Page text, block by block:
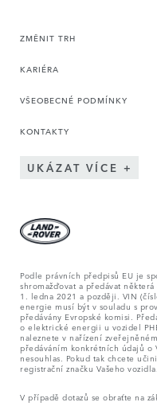
ZMĚNIT TRH
KARIÉRA
VŠEOBECNÉ PODMÍNKY
KONTAKTY
UKÁZAT VÍCE
Podle právních předpisů EU je
shromažďovat a předávat
1. ledna 2021 a později. VIN
energie musí být v souladu s
předávány Evropské komisi.
o elektrické energii u vozidel
naleznete v nařízení
předáváním konkrétních údajů o
nesouhlas. Pokud tak chcete
registrační značku Vašeho vozidla.
V případě dotazů se obraťte na